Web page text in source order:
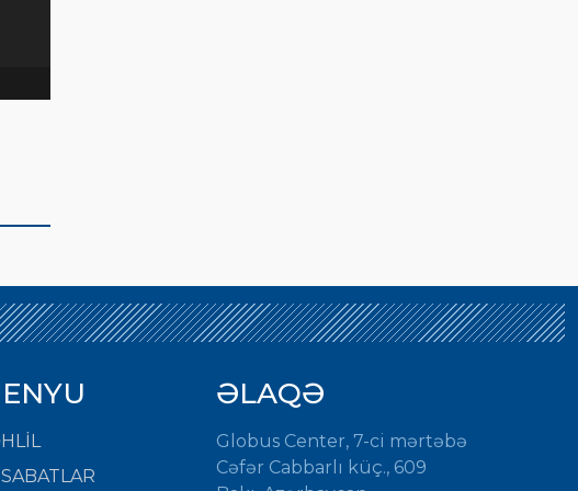
ƏLAQƏ
Globus Center, 7-ci mərtəbə
Cəfər Cabbarlı küç., 609